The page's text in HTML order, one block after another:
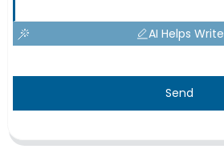
AI Helps Write
Send